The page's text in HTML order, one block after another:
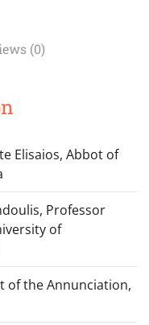
(0)
Elisaios, Abbot of
Professor
of
of the Annunciation,